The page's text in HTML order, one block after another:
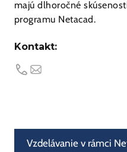
majú dlhoročné
programu Netacad.
Kontakt:
Vzdelávanie v rámci